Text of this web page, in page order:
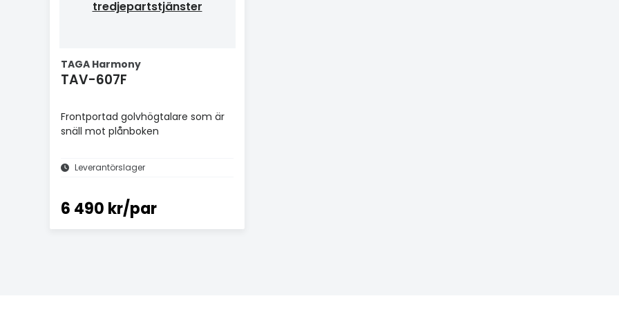
tredjepartstjänster
TAGA Harmony
TAV-607F
Frontportad golvhögtalare som är
snäll mot plånboken
Leverantörslager
6 490 kr/par